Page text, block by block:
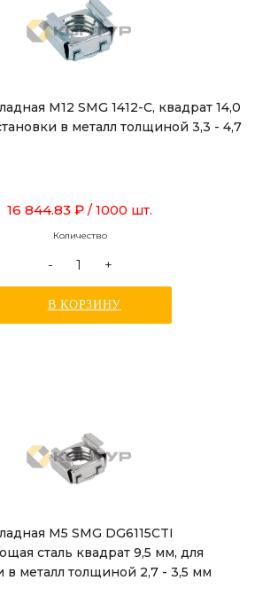
М12 SMG 1412-C, квадрат 14,0
в металл толщиной 3,3 - 4,7
16 844.83 ₽ / 1000 шт.
Количество
- +
В КОРЗИНУ
М5 SMG DG6115CTI
сталь квадрат 9,5 мм, для
в металл толщиной 2,7 - 3,5 мм